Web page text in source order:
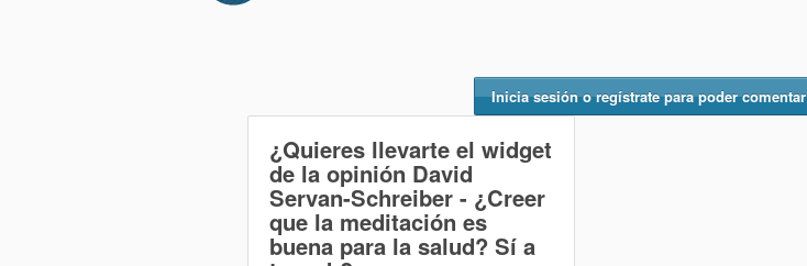
Inicia sesión o regístrate para poder comentar
¿Quieres llevarte el widget
de la opinión David
Servan-Schreiber - ¿Creer
que la meditación es
buena para la salud? Sí a